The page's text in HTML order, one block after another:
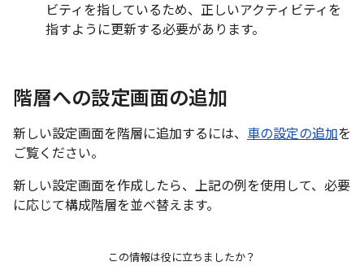
ビティを指しているため、正しいアクティビティを
指すように更新する必要があります。
階層への設定画面の追加
新しい設定画面を階層に追加するには、 車の設定の追加を
ご覧ください。
新しい設定画面を作成したら、上記の例を使用して、必要
に応じて構成階層を並べ替えます。
この情報は役に立ちましたか？